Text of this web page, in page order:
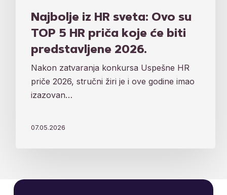
Najbolje iz HR sveta: Ovo su
TOP 5 HR priča koje će biti
predstavljene 2026.
Nakon zatvaranja konkursa Uspešne HR
priče 2026, stručni žiri je i ove godine imao
izazovan…
07.05.2026